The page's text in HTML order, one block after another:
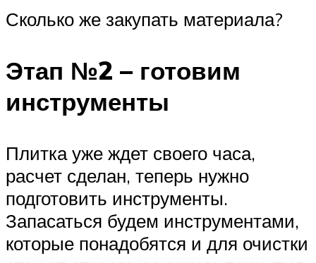
Сколько же закупать материала?
Этап №2 – готовим
инструменты
Плитка уже ждет своего часа,
расчет сделан, теперь нужно
подготовить инструменты.
Запасаться будем инструментами,
которые понадобятся и для очистки